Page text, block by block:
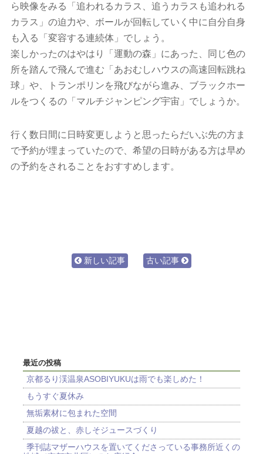
ら映像をみる「追われるカラス、追うカラスも追われる
カラス」の迫力や、ボールが回転していく中に自分自身
も入る「変容する連続体」でしょう。
楽しかったのはやはり「運動の森」にあった、同じ色の
所を踏んで飛んで進む「あおむしハウスの高速回転跳ね
球」や、トランポリンを飛びながら進み、ブラックホー
ルをつくるの「マルチジャンピング宇宙」でしょうか。
行く数日間に日時変更しようと思ったらだいぶ先の方ま
で予約が埋まっていたので、希望の日時がある方は早め
の予約をされることをおすすめします。
新しい記事 古い記事
最近の投稿
京都るり渓温泉ASOBIYUKUは雨でも楽しめた！
もうすぐ夏休み
無垢素材に包まれた空間
夏越の祓と、赤しそジュースづくり
季刊誌マザーハウスを置いてくださっている事務所近くの